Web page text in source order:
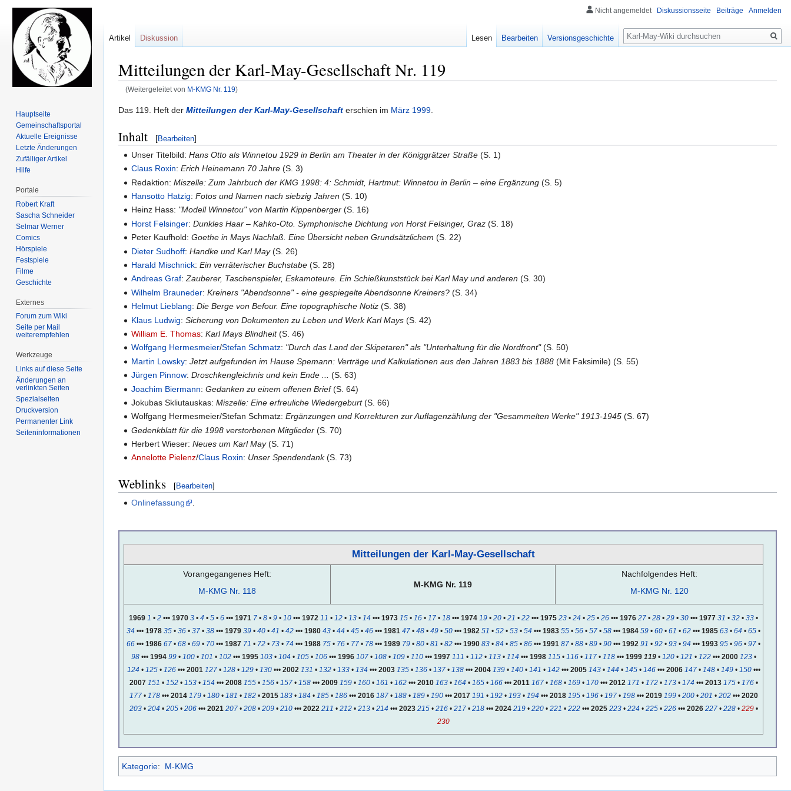
Mitteilungen der Karl-May-Gesellschaft Nr. 119
(Weitergeleitet von M-KMG Nr. 119)
Zur
springen
Zur
springen
Das 119. Heft der Mitteilungen der Karl-May-Gesellschaft erschien im März 1999
Inhalt [Bearbeiten]
Unser Titelbild:Hans Otto als Winnetou 1929 in Berlin am Theater in der Königgrätzer Straße (S. 1)
Claus Roxin:Erich Heinemann 70 Jahre (S. 3)
Redaktion:Miszelle: Zum Jahrbuch der KMG 1998: 4: Schmidt, Hartmut: Winnetou in Berlin – eine Ergänzung (S. 5)
Hansotto Hatzig:Fotos und Namen nach siebzig Jahren (S. 10)
Heinz Hass: "Modell Winnetou" von Martin Kippenberger (S. 16)
Horst Felsinger:Dunkles Haar – Kahko-Oto. Symphonische Dichtung von Horst Felsinger, Graz (S. 18)
Peter Kaufhold:Goethe in Mays Nachlaß. Eine Übersicht neben Grundsätzlichem (S. 22)
Dieter Sudhoff:Handke und Karl May(S. 26)
Harald Mischnick:Ein verräterischer Buchstabe (S. 28)
Andreas Graf:Zauberer, Taschenspieler, Eskamoteure. Ein Schießkunststück bei Karl May und anderen (S. 30)
Wilhelm Brauneder:Kreiners "Abendsonne" - eine gespiegelte Abendsonne Kreiners? (S. 34)
Helmut Lieblang:Die Berge von Befour. Eine topographische Notiz (S. 38)
Klaus Ludwig:Sicherung von Dokumenten zu Leben und Werk Karl Mays (S. 42)
William E. Thomas:Karl Mays Blindheit(S. 46)
Wolfgang Hermesmeier/Stefan Schmatz: "Durch das Land der Skipetaren" als "Unterhaltung für die Nordfront"(S. 50)
Martin Lowsky:Jetzt aufgefunden im Hause Spemann: Verträge und Kalkulationen aus den Jahren 1883 bis 1888 (Mit Faksimile) (S. 55)
Jürgen Pinnow:Droschkengleichnis und kein Ende ...
(S. 63)
Joachim Biermann:Gedanken zu einem offenen Brief(S. 64)
Jokubas Skliutauskas:Miszelle: Eine erfreuliche Wiedergeburt(S. 66)
Wolfgang Hermesmeier/Stefan Schmatz:Ergänzungen und Korrekturen zur Auflagenzählung der "Gesammelten Werke" 1913-1945 (S. 67)
Gedenkblatt für die 1998 verstorbenen Mitglieder (S. 70)
Herbert Wieser:Neues um Karl May(S. 71)
Annelotte Pielenz/Claus Roxin: Unser Spendendank(S. 73)
Weblinks [Bearbeiten]
Onlinefassung
Mitteilungen der Karl-May-Gesellschaft
Vorangegangenes Heft:
M-KMG Nr. 118
M-KMG Nr. 119
Nachfolgendes Heft:
M-KMG Nr. 120
1969 1 • 2 ••• 1970 3 • 4 • 5 • 6 ••• 1971 7 • 8 • 9 • 10 ••• 1972 11 • 12 • 13 • 14 ••• 1973 15 • 16 • 17 • 18 ••• 1974 19 • 20 • 21 • 22 ••• 1975 23 • 24 • 25 • 26 ••• 1976 27 • 28 • 29 • 30 ••• 1977 31 • 32 • 33 •
34 ••• 1978 35 • 36 • 37 • 38 ••• 1979 39 • 40 • 41 • 42 ••• 1980 43 • 44 • 45 • 46 ••• 1981 47 • 48 • 49 • 50 ••• 1982 51 • 52 • 53 • 54 ••• 1983 55 • 56 • 57 • 58 ••• 1984 59 • 60 • 61 • 62 ••• 1985 63 • 64 • 65 •
66 ••• 1986 67 • 68 • 69 • 70 ••• 1987 71 • 72 • 73 • 74 ••• 1988 75 • 76 • 77 • 78 ••• 1989 79 • 80 • 81 • 82 ••• 1990 83 • 84 • 85 • 86 ••• 1991 87 • 88 • 89 • 90 ••• 1992 91 • 92 • 93 • 94 ••• 1993 95 • 96 • 97 •
98••• 1994 99• 100• 101 • 102••• 1995 103• 104• 105• 106••• 1996 107• 108• 109• 110••• 1997 111 • 112• 113• 114••• 1998 115• 116• 117• 118••• 1999 119• 120• 121 • 122••• 2000 123•
124• 125• 126••• 2001 127• 128• 129• 130••• 2002 131 • 132• 133• 134••• 2003 135• 136• 137• 138••• 2004 139• 140• 141 • 142••• 2005 143• 144• 145• 146••• 2006 147• 148• 149• 150•••
2007 151 • 152• 153• 154••• 2008 155• 156• 157• 158••• 2009 159• 160• 161 • 162••• 2010 163• 164• 165• 166••• 2011 167• 168• 169• 170••• 2012 171 • 172• 173• 174••• 2013 175• 176•
177• 178••• 2014 179• 180• 181 • 182• 2015 183• 184• 185• 186••• 2016 187• 188• 189• 190••• 2017 191 • 192• 193• 194••• 2018 195• 196• 197• 198••• 2019 199• 200• 201 • 202••• 2020
203• 204• 205• 206••• 2021 207• 208• 209• 210••• 2022 211 • 212• 213• 214••• 2023 215• 216• 217• 218••• 2024 219• 220• 221 • 222••• 2025 223• 224• 225• 226••• 2026 227• 228• 229•
230
Kategorie: M-KMG
Nicht angemeldet Diskussionsseite Beiträge Anmelden
Artikel Diskussion Lesen Bearbeiten Versionsgeschichte
Suche
Hauptseite
Gemeinschafts­portal
Aktuelle Ereignisse
Letzte Änderungen
Zufälliger Artikel
Hilfe
Portale
Robert Kraft
Sascha Schneider
Selmar Werner
Comics
Hörspiele
Festspiele
Filme
Geschichte
Externes
Forum zum Wiki
Seite per Mail
weiterempfehlen
Werkzeuge
Links auf diese Seite
Änderungen an
verlinkten Seiten
Spezialseiten
Druckversion
Permanenter Link
Seiten­informationen